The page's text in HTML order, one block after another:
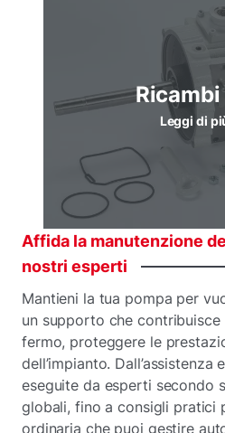
Leggi di
Affida la manutenzione
nostri esperti
Mantieni la tua pompa per
un supporto che
fermo, proteggere le
dell’impianto. Dall’assistenza
eseguite da esperti secondo
globali, fino a consigli pratici
ordinaria che puoi gestire